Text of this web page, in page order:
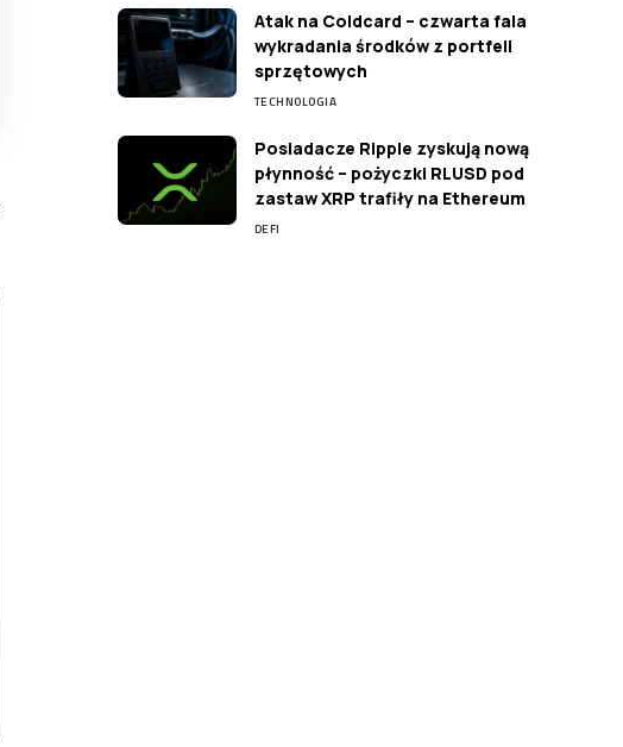
Atak na Coldcard – czwarta fala
wykradania środków z portfeli
sprzętowych
TECHNOLOGIA
Posiadacze Ripple zyskują nową
płynność – pożyczki RLUSD pod
zastaw XRP trafiły na Ethereum
DEFI